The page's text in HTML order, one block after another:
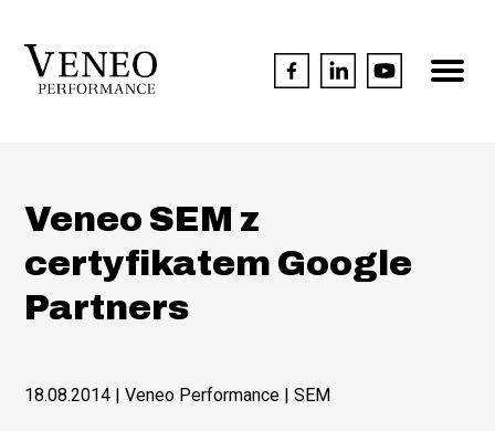
Veneo SEM z
certyfikatem Google
Partners
18.08.2014 | Veneo Performance |SEM